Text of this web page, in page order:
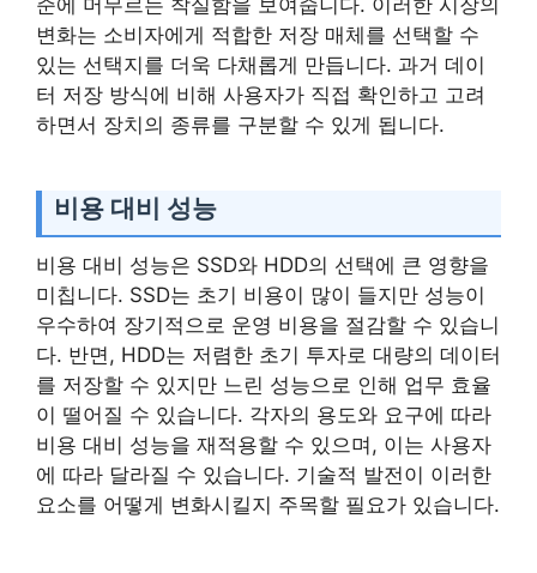
준에 머무르는 착실함을 보여줍니다. 이러한 시장의
변화는 소비자에게 적합한 저장 매체를 선택할 수
있는 선택지를 더욱 다채롭게 만듭니다. 과거 데이
터 저장 방식에 비해 사용자가 직접 확인하고 고려
하면서 장치의 종류를 구분할 수 있게 됩니다.
비용 대비 성능
비용 대비 성능은 SSD와 HDD의 선택에 큰 영향을
미칩니다. SSD는 초기 비용이 많이 들지만 성능이
우수하여 장기적으로 운영 비용을 절감할 수 있습니
다. 반면, HDD는 저렴한 초기 투자로 대량의 데이터
를 저장할 수 있지만 느린 성능으로 인해 업무 효율
이 떨어질 수 있습니다. 각자의 용도와 요구에 따라
비용 대비 성능을 재적용할 수 있으며, 이는 사용자
에 따라 달라질 수 있습니다. 기술적 발전이 이러한
요소를 어떻게 변화시킬지 주목할 필요가 있습니다.